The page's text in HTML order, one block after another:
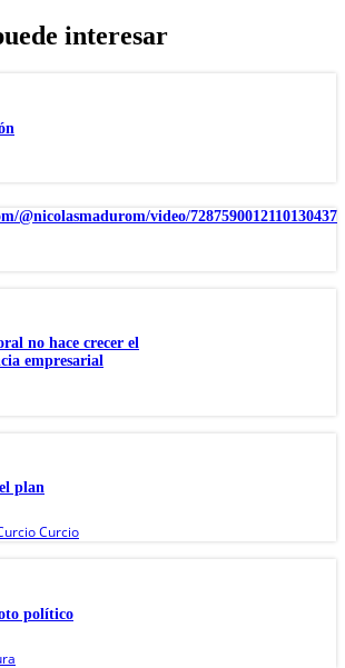
interesar
@nicolasmadurom/video/7287590012110130437
no hace crecer el
empresarial
plan
Curcio
político